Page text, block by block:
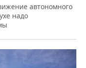
автономного
надо